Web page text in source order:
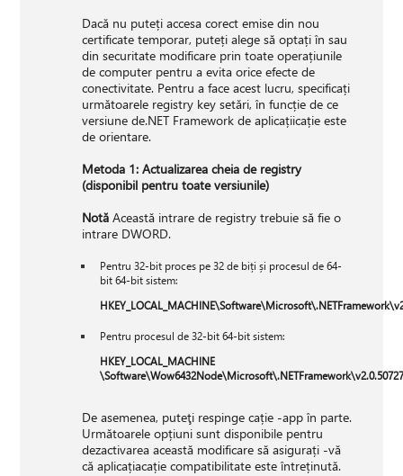
Dacă nu puteți accesa corect emise din nou
certificate temporar, puteți alege să optați în sau
din securitate modificare prin toate operațiunile
de computer pentru a evita orice efecte de
conectivitate. Pentru a face acest lucru, specificați
următoarele registry key setări, în funcție de ce
versiune de.NET Framework de aplicațiicație este
de orientare.
Metoda 1: Actualizarea cheia de registry
(disponibil pentru toate versiunile)
NotăAceastă intrare de registry trebuie să fie o
intrare DWORD.
Pentru 32-bit proces pe 32 de biți și procesul de 64-
bit 64-bit sistem:
Pentru procesul de 32-bit 64-bit sistem:
HKEY_LOCAL_MACHINE
De asemenea, puteţi respinge cație -app în parte.
Următoarele opțiuni sunt disponibile pentru
dezactivarea această modificare să asigurați -vă
că aplicațiacație compatibilitate este întreținută.